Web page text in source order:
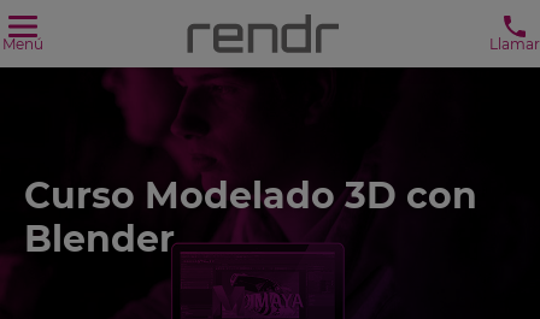
Menú Llamar
Curso Modelado 3D con
Blender